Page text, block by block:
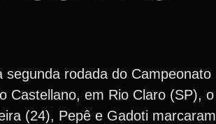
rodada do Campeonato
Castellano, em Rio Claro (SP), o
(24), Pepê e Gadoti marcaram